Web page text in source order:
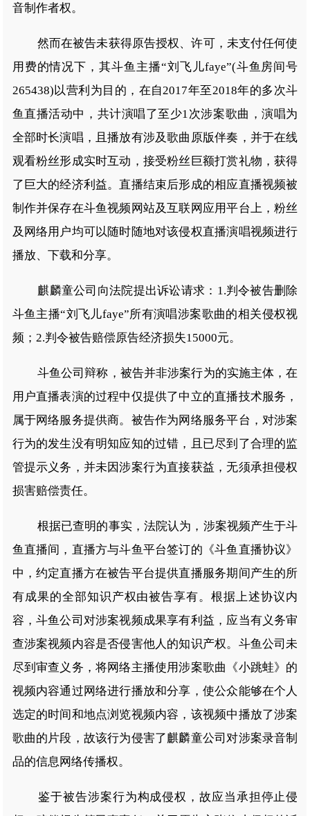
音制作者权。
然而在被告未获得原告授权、许可，未支付任何使
用费的情况下，其斗鱼主播“刘飞儿faye”(斗鱼房间号
265438)以营利为目的，在自2017年至2018年的多次斗
鱼直播活动中，共计演唱了至少1次涉案歌曲，演唱为
全部时长演唱，且播放有涉及歌曲原版伴奏，并于在线
观看粉丝形成实时互动，接受粉丝巨额打赏礼物，获得
了巨大的经济利益。直播结束后形成的相应直播视频被
制作并保存在斗鱼视频网站及互联网应用平台上，粉丝
及网络用户均可以随时随地对该侵权直播演唱视频进行
播放、下载和分享。
麒麟童公司向法院提出诉讼请求：1.判令被告删除
斗鱼主播“刘飞儿faye”所有演唱涉案歌曲的相关侵权视
频；2.判令被告赔偿原告经济损失15000元。
斗鱼公司辩称，被告并非涉案行为的实施主体，在
用户直播表演的过程中仅提供了中立的直播技术服务，
属于网络服务提供商。被告作为网络服务平台，对涉案
行为的发生没有明知应知的过错，且已尽到了合理的监
管提示义务，并未因涉案行为直接获益，无须承担侵权
损害赔偿责任。
根据已查明的事实，法院认为，涉案视频产生于斗
鱼直播间，直播方与斗鱼平台签订的《斗鱼直播协议》
中，约定直播方在被告平台提供直播服务期间产生的所
有成果的全部知识产权由被告享有。根据上述协议内
容，斗鱼公司对涉案视频成果享有利益，应当有义务审
查涉案视频内容是否侵害他人的知识产权。斗鱼公司未
尽到审查义务，将网络主播使用涉案歌曲《小跳蛙》的
视频内容通过网络进行播放和分享，使公众能够在个人
选定的时间和地点浏览视频内容，该视频中播放了涉案
歌曲的片段，故该行为侵害了麒麟童公司对涉案录音制
品的信息网络传播权。
鉴于被告涉案行为构成侵权，故应当承担停止侵